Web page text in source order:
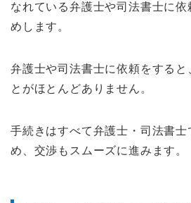
なれている弁護士や司法書士に
めします。
弁護士や司法書士に依頼をすると
とがほとんどありません。
手続きはすべて弁護士・司法書士
め、交渉もスムーズに進みます。